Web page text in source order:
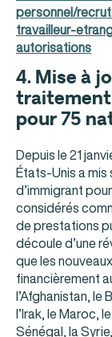
personnel/
travailleur-
autorisations
4.Mise à
traitement
pour 75
Depuis le 21
États-Unis a mis
d’immigrant
considérés
de prestations
découle d’une
que les
financièrement
l’Afghanistan, le
l’Irak, le Maroc,
Sénégal, la